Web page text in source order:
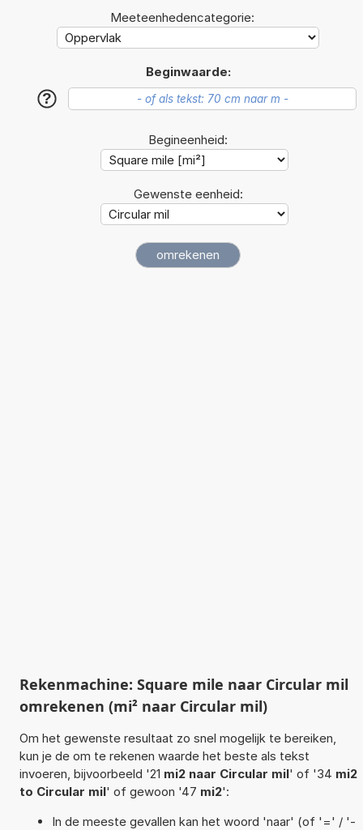
Meeteenhedencategorie:
Beginwaarde:
?
Begineenheid:
Gewenste eenheid:
Rekenmachine: Square mile naar Circular mil
omrekenen (mi² naar Circular mil)
Om het gewenste resultaat zo snel mogelijk te bereiken,
kun je de om te rekenen waarde het beste als tekst
invoeren, bijvoorbeeld '21 mi2 naar Circular mil' of '34 mi2
to Circular mil' of gewoon '47 mi2':
In de meeste gevallen kan het woord 'naar' (of '=' / '-